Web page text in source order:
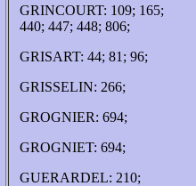
GRINCOURT: 109; 165;
440; 447; 448; 806;
GRISART: 44; 81; 96;
GRISSELIN: 266;
GROGNIER: 694;
GROGNIET: 694;
GUERARDEL: 210;